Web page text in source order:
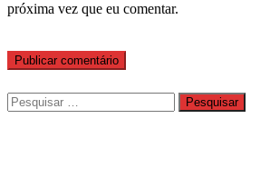
próxima vez que eu comentar.
Pesquisar
por: